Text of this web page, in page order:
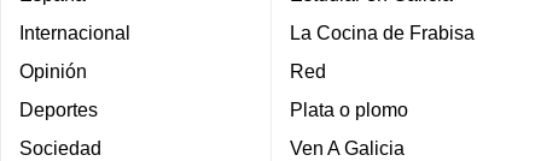
Internacional
Opinión
Deportes
Sociedad
La Cocina de Frabisa
Red
Plata o plomo
Ven A Galicia